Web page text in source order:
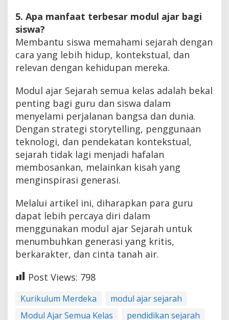
5. Apa manfaat terbesar modul ajar bagi
siswa?
Membantu siswa memahami sejarah dengan
cara yang lebih hidup, kontekstual, dan
relevan dengan kehidupan mereka.
Modul ajar Sejarah semua kelas adalah bekal
penting bagi guru dan siswa dalam
menyelami perjalanan bangsa dan dunia.
Dengan strategi storytelling, penggunaan
teknologi, dan pendekatan kontekstual,
sejarah tidak lagi menjadi hafalan
membosankan, melainkan kisah yang
menginspirasi generasi.
Melalui artikel ini, diharapkan para guru
dapat lebih percaya diri dalam
menggunakan modul ajar Sejarah untuk
menumbuhkan generasi yang kritis,
berkarakter, dan cinta tanah air.
Post Views: 798
Kurikulum Merdeka
modul ajar sejarah
Modul Ajar Semua Kelas
pendidikan sejarah